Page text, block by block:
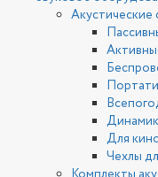
Акустические
Для
Чехлы